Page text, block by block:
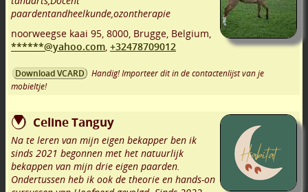
paardentandheelkunde,ozontherapie
noorweegse kaai 95, 8000, Brugge, Belgium,
******@yahoo.com, +32478709012
Download VCARD
Handig! Importeer dit in de contactenlijst van je
mobieltje!
Celine Tanguy
Na te leren van mijn eigen bekapper ben ik
sinds 2021 begonnen met het natuurlijk
bekappen van mijn drie eigen paarden.
Ondertussen heb ik ook de theorie en hands-on